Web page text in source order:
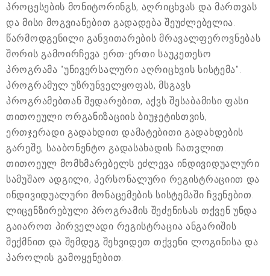
პროცესების მონიტორინგს, აღრიცხვას და მართვას
და მისი მოგვიანებით გადადება შეუძლებელია.
წარმოდგენილი განვითარების მრავალფეროვნებას
შორის გამოირჩევა ერთ-ერთი საუკეთესო
პროგრამა "უნივერსალური აღრიცხვის სისტემა".
პროგრამულ უზრუნველყოფას, მსგავს
პროგრამებთან შედარებით, აქვს შესაბამისი ფასი
თითოეული ორგანიზაციის ბიუჯეტისთვის,
ერთჯერადი გადახდით დამატებითი გადახდების
გარეშე, სააბონენტო გადასახადის ჩათვლით.
თითოეულ მომხმარებელს ეძლევა ინდივიდუალური
სამუშაო ადგილი, პერსონალური რეგისტრაციით და
ინდივიდუალური მონაცემების სისტემაში ჩვენებით.
ლიცენზირებული პროგრამის შეძენისას თქვენ უნდა
გაიაროთ პირველადი რეგისტრაცია ანგარიშის
შექმნით და შემდეგ შეხვიდეთ თქვენი ლოგინისა და
პაროლის გამოყენებით.